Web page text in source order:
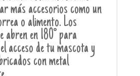
más accesorios como un
o alimento. Los
abren en 180° para
acceso de tu mascota y
con metal